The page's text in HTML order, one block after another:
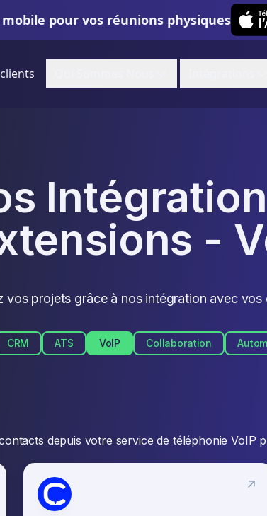
pour vos réunions physiques
Leexi
-
vos projets grâce à nos intégration avec vos
CRM ATS VoIP Collaboration
depuis votre service de téléphonie VoIP